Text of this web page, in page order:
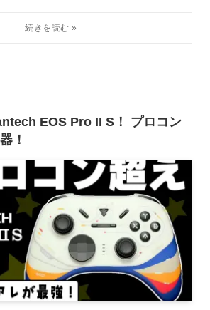
EOS Pro II S！ プロコン
！